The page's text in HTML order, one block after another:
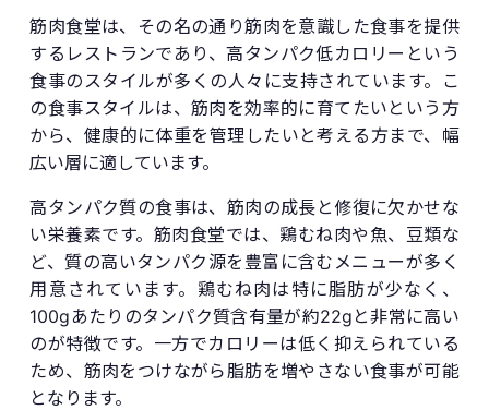
筋肉食堂は、その名の通り筋肉を意識した食事を提供
するレストランであり、高タンパク低カロリーという
食事のスタイルが多くの人々に支持されています。こ
の食事スタイルは、筋肉を効率的に育てたいという方
から、健康的に体重を管理したいと考える方まで、幅
広い層に適しています。
高タンパク質の食事は、筋肉の成長と修復に欠かせな
い栄養素です。筋肉食堂では、鶏むね肉や魚、豆類な
ど、質の高いタンパク源を豊富に含むメニューが多く
用意されています。鶏むね肉は特に脂肪が少なく、
100gあたりのタンパク質含有量が約22gと非常に高い
のが特徴です。一方でカロリーは低く抑えられている
ため、筋肉をつけながら脂肪を増やさない食事が可能
となります。